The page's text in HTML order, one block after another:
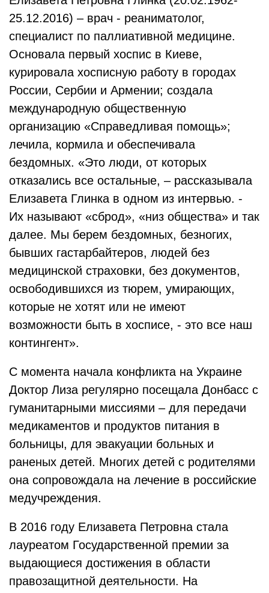
25.12.2016) – врач - реаниматолог,
специалист по паллиативной медицине.
Основала первый хоспис в Киеве,
курировала хосписную работу в городах
России, Сербии и Армении; создала
международную общественную
организацию «Справедливая помощь»;
лечила, кормила и обеспечивала
бездомных. «Это люди, от которых
отказались все остальные, – рассказывала
Елизавета Глинка в одном из интервью. -
Их называют «сброд», «низ общества» и так
далее. Мы берем бездомных, безногих,
бывших гастарбайтеров, людей без
медицинской страховки, без документов,
освободившихся из тюрем, умирающих,
которые не хотят или не имеют
возможности быть в хосписе, - это все наш
контингент».
С момента начала конфликта на Украине
Доктор Лиза регулярно посещала Донбасс с
гуманитарными миссиями – для передачи
медикаментов и продуктов питания в
больницы, для эвакуации больных и
раненых детей. Многих детей с родителями
она сопровождала на лечение в российские
медучреждения.
В 2016 году Елизавета Петровна стала
лауреатом Государственной премии за
выдающиеся достижения в области
правозащитной деятельности. На